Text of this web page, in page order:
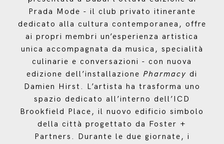
Prada Mode - il club privato itinerante
dedicato alla cultura contemporanea, offre
ai propri membri un’esperienza artistica
unica accompagnata da musica, specialità
culinarie e conversazioni - con nuova
edizione dell’installazione Pharmacy di
Damien Hirst. L’artista ha trasforma uno
spazio dedicato all’interno dell’ICD
Brookfield Place, il nuovo edificio simbolo
della città progettato da Foster +
Partners. Durante le due giornate, i